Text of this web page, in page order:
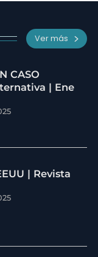
Ver más
CASO
| Ene
| Revista